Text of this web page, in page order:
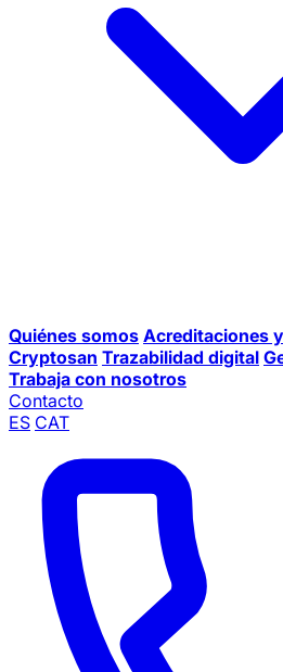
Quiénes somos Acreditaciones
Cryptosan Trazabilidad digital
Trabaja con nosotros
Contacto
ES CAT